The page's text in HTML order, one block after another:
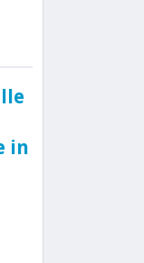
in